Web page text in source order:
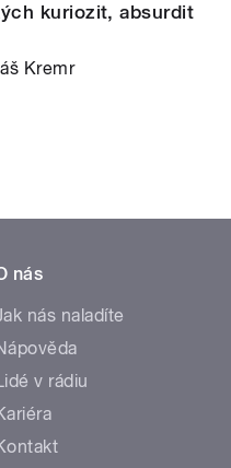
kuriozit, absurdit
Kremr
nás
nás naladíte
v rádiu